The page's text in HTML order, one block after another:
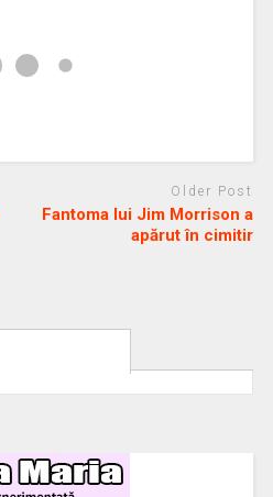
Older Post
Fantoma lui Jim Morrison a
apărut în cimitir